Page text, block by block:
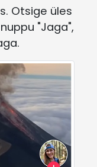
Otsige üles
"Jaga",